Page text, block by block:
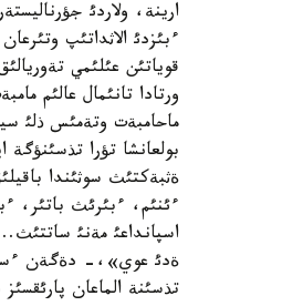
ارينة، ولاردئ
ءبئزدئ الاثداتئپ
قوياتئن عئلئمي
ورتادا تانئمال عالئم
ماحامبةت وتةمئس ذلئ
ةثبةكتئث سوثئندا
ءئنئم، ءبئرئث باتئر،
اسپانداعئ مةنئ
ةدئ عوي»،- دةگةن
تذسئنة الماعان